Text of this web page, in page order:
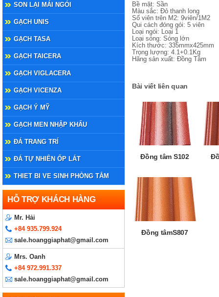
SON LẠI MÁI NGÓI
GẠCH UNIS
GẠCH TASA
GẠCH TAICERA
GẠCH VIGLACERA
GẠCH VICENZA
GẠCH Ý MỸ
GẠCH MEN NHẬP KHẨU
ĐÁ TRANG TRÍ
ĐÁ TỰ NHIÊN ỐP LÁT
THIET BI VE SINH PHÒNG TẮM
HỖ TRỢ KHÁCH HÀNG
Mr. Hải
+84 935.799.924
sale.hoanggiaphat@gmail.com
Mrs. Oanh
+84 972.991.337
sale.hoanggiaphat@gmail.com
Bề mặt: Sần
Màu sắc: Đỏ thanh long
Số viên trên M2: 9viên/1M2
Qui cách đóng gói: 5 viên
Loại ngói: Loại 1
Loại sóng: Sóng lớn
Kích thước: 335mmx425mm
Trọng lượng: 4.1+0.1Kg
Hãng sản xuất: Đồng Tâm
Bài viết liên quan
Đồng tâm S102
Đồng tâmS807